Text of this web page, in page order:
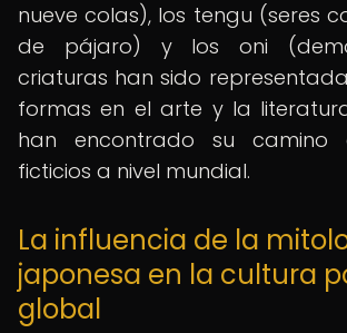
nueve colas), los tengu (seres
de pájaro) y los oni
criaturas han sido
formas en el arte y la
han encontrado su camino
ficticios a nivel mundial.
La influencia de la
japonesa en la cultura
global